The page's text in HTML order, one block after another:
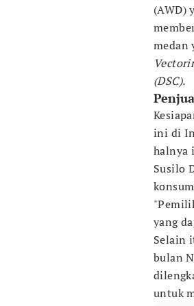
(AWD)
medan
(DSC).
ini di
halnya
Susilo
yang
Selain
bulan
untuk